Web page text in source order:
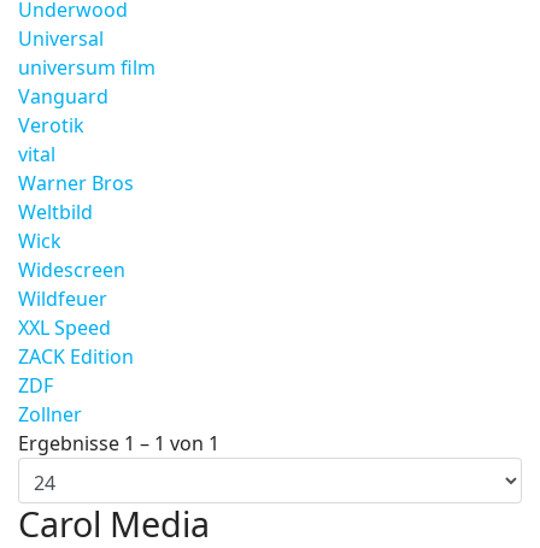
Underwood
Universal
universum film
Vanguard
Verotik
vital
Warner Bros
Weltbild
Wick
Widescreen
Wildfeuer
XXL Speed
ZACK Edition
ZDF
Zollner
Ergebnisse 1 – 1 von 1
Carol Media